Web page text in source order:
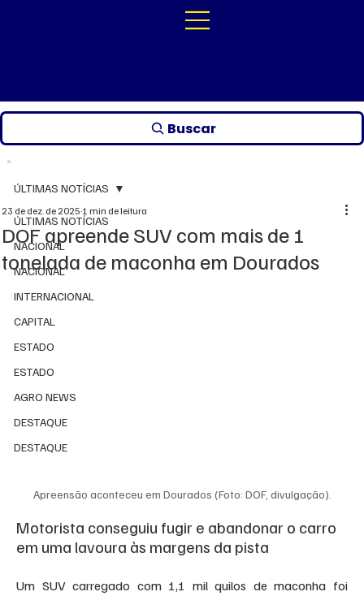
Buscar
ÚLTIMAS NOTÍCIAS
NACIONAL
NACIONAL
INTERNACIONAL
CAPITAL
ESTADO
ESTADO
AGRO NEWS
DESTAQUE
DESTAQUE
ÚLTIMAS NOTÍCIAS
DOF apreende SUV com mais de 1
tonelada de maconha em Dourados
23 de dez. de 20251 min de leitura
Apreensão aconteceu em Dourados (Foto: DOF, divulgação).
Motorista conseguiu fugir e abandonar o carro
em uma lavoura às margens da pista
Um SUV carregado com 1,1 mil quilos de maconha foi